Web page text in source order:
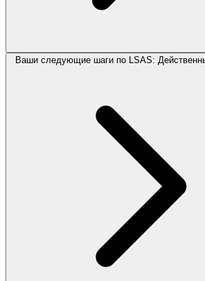
Ваши следующие шаги по LSAS: